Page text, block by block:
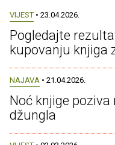
VIJEST • 23.04.2026.
Pogledajte
kupovanju knjiga
NAJAVA • 21.04.2026.
Noć knjige
džungla